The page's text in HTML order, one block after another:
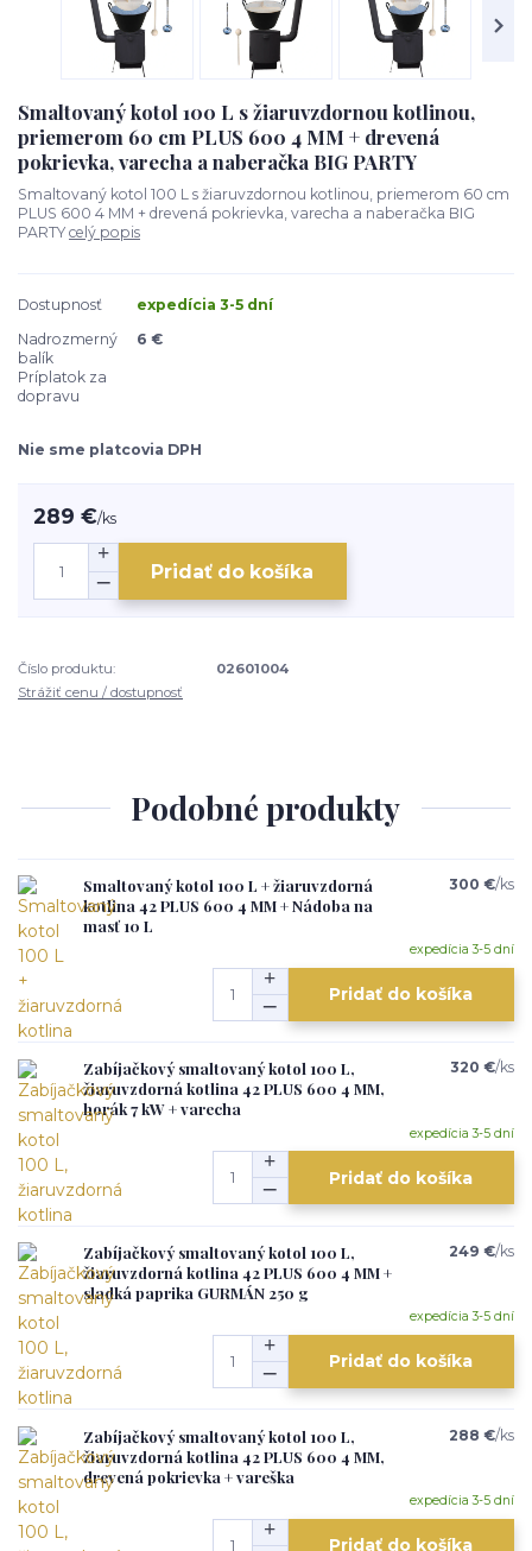
Smaltovaný kotol 100 L s žiaruvzdornou kotlinou,
priemerom 60 cm PLUS 600 4 MM + drevená
pokrievka, varecha a naberačka BIG PARTY
Smaltovaný kotol 100 L s žiaruvzdornou kotlinou, priemerom 60 cm
PLUS 600 4 MM + drevená pokrievka, varecha a naberačka BIG
PARTY celý popis
Dostupnosť
expedícia 3-5 dní
Nadrozmerný
balík
Príplatok za
dopravu
6 €
Nie sme platcovia DPH
289 €/ks
Pridať do košíka
Číslo produktu:
02601004
Strážiť cenu / dostupnosť
Podobné produkty
Smaltovaný kotol 100 L + žiaruvzdorná
kotlina 42 PLUS 600 4 MM + Nádoba na
masť 10 L
300 €/ks
expedícia 3-5 dní
Pridať do košíka
Zabíjačkový smaltovaný kotol 100 L,
žiaruvzdorná kotlina 42 PLUS 600 4 MM,
horák 7 kW + varecha
320 €/ks
expedícia 3-5 dní
Pridať do košíka
Zabíjačkový smaltovaný kotol 100 L,
žiaruvzdorná kotlina 42 PLUS 600 4 MM +
sladká paprika GURMÁN 250 g
249 €/ks
expedícia 3-5 dní
Pridať do košíka
Zabíjačkový smaltovaný kotol 100 L,
žiaruvzdorná kotlina 42 PLUS 600 4 MM,
drevená pokrievka + vareška
288 €/ks
expedícia 3-5 dní
Pridať do košíka